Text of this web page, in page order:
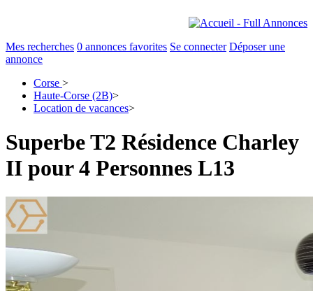
Mes recherches 0 annonces favorites Se connecter Déposer une
annonce
Corse >
Haute-Corse (2B)>
Location de vacances>
Superbe T2 Résidence Charley
II pour 4 Personnes L13